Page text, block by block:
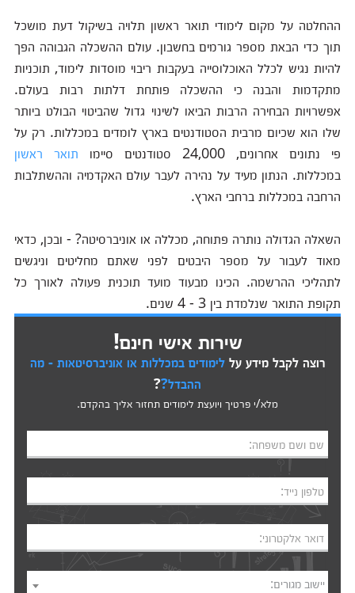
ההחלטה על מקום לימודי תואר ראשון תלויה בשיקול דעת מושכל
תוך כדי הבאת מספר גורמים בחשבון. עולם ההשכלה הגבוהה הפך
להיות נגיש לכלל האוכלוסייה בעקבות ריבוי מוסדות לימוד, תוכניות
מתקדמות והבנה כי ההשכלה פותחת דלתות רבות בעולם.
אפשרויות הבחירה הרבות הביאו לשינוי גדול שהביטוי הבולט ביותר
שלו הוא שכיום מרבית הסטודנטים בארץ לומדים במכללות. רק על
פי נתונים אחרונים, 24,000 סטודנטים סיימו
תואר ראשון
במכללות. הנתון מעיד על נהירה לעבר עולם האקדמיה וההשתלבות
הרחבה במכללות ברחבי הארץ.
השאלה הגדולה נותרה פתוחה, מכללה או אוניברסיטה? - ובכן, כדאי
מאוד לעבור על מספר היבטים לפני שאתם מחליטים וניגשים
לתהליכי ההרשמה. הכינו מבעוד מועד תוכנית פעולה לאורך כל
תקופת התואר שנלמדת בין 3 - 4 שנים.
שירות אישי חינם!
רוצה לקבל מידע עללימודים במכללות או אוניברסיטאות - מה
ההבדל??
מלא/י פרטיך ויועצת לימודים תחזור אליך בהקדם.
שם ושם משפחה:
טלפון נייד:
דואר אלקטרוני:
יישוב מגורים: